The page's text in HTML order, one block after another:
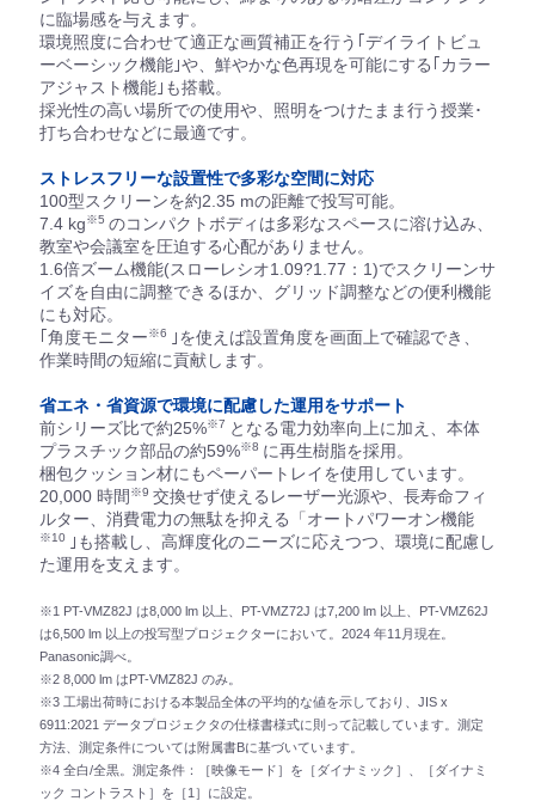
に臨場感を与えます。
環境照度に合わせて適正な画質補正を行う｢デイライトビュ
ーベーシック機能｣や、鮮やかな色再現を可能にする｢カラー
アジャスト機能｣も搭載。
採光性の高い場所での使用や、照明をつけたまま行う授業･
打ち合わせなどに最適です。
ストレスフリーな設置性で多彩な空間に対応
100型スクリーンを約2.35 mの距離で投写可能。
7.4 kg※5 のコンパクトボディは多彩なスペースに溶け込み、
教室や会議室を圧迫する心配がありません。
1.6倍ズーム機能(スローレシオ1.09?1.77：1)でスクリーンサ
イズを自由に調整できるほか、グリッド調整などの便利機能
にも対応。
｢角度モニター※6
｣を使えば設置角度を画面上で確認でき、
作業時間の短縮に貢献します。
省エネ・省資源で環境に配慮した運用をサポート
前シリーズ比で約25%※7 となる電力効率向上に加え、本体
プラスチック部品の約59%※8 に再生樹脂を採用。
梱包クッション材にもペーパートレイを使用しています。
20,000 時間 ※9 交換せず使えるレーザー光源や、長寿命フィ
ルター、消費電力の無駄を抑える「オートパワーオン機能
※10
｣も搭載し、高輝度化のニーズに応えつつ、環境に配慮し
た運用を支えます。
※1 PT-VMZ82J は8,000 lm 以上、PT-VMZ72J は7,200 lm 以上、PT-VMZ62J
は6,500 lm 以上の投写型プロジェクターにおいて。2024 年11月現在。
Panasonic調べ。
※2 8,000 lm はPT-VMZ82J のみ。
※3 工場出荷時における本製品全体の平均的な値を示しており、JIS x
6911:2021 データプロジェクタの仕様書様式に則って記載しています。測定
方法、測定条件については附属書Bに基づいています。
※4 全白/全黒。測定条件：［映像モード］を［ダイナミック］、［ダイナミ
ック コントラスト］を［1］に設定。